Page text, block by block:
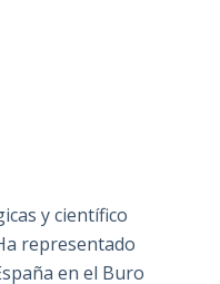
y científico
representado
en el Buro